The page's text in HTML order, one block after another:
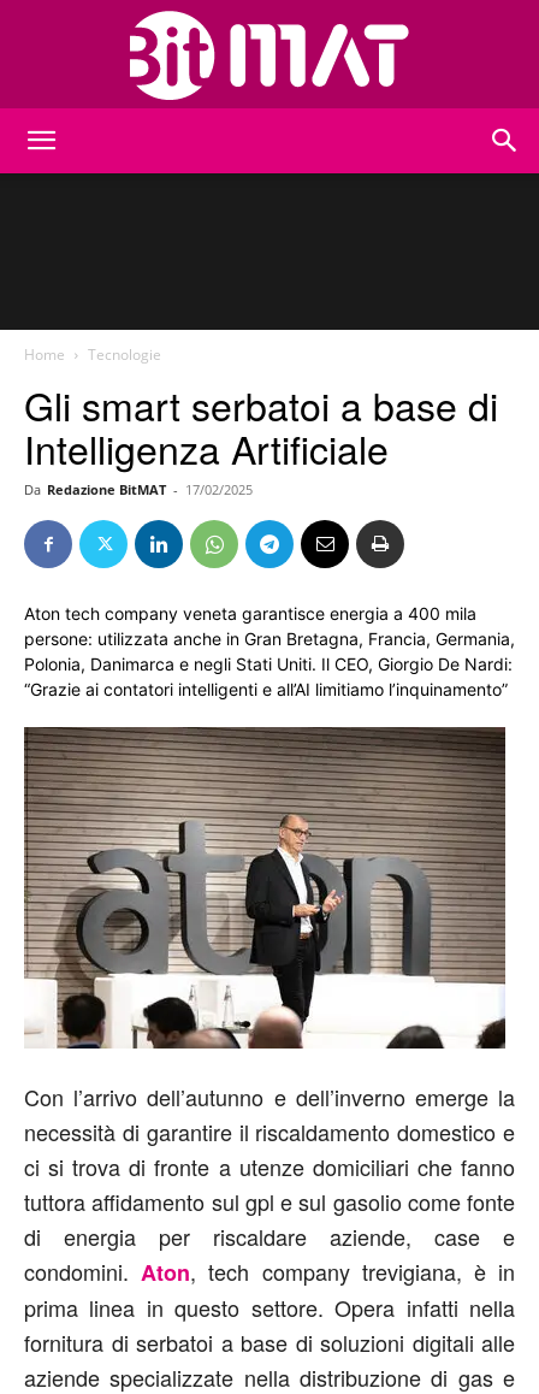
Home Tecnologie
Gli smart serbatoi a base di
Intelligenza Artificiale
Da Redazione BitMAT - 17/02/2025
Aton tech company veneta garantisce energia a 400 mila
persone: utilizzata anche in Gran Bretagna, Francia, Germania,
Polonia, Danimarca e negli Stati Uniti. Il CEO, Giorgio De Nardi:
“Grazie ai contatori intelligenti e all’AI limitiamo l’inquinamento”
Con l’arrivo dell’autunno e dell’inverno emerge la
necessità di garantire il riscaldamento domestico e
ci si trova di fronte a utenze domiciliari che fanno
tuttora affidamento sul gpl e sul gasolio come fonte
di energia per riscaldare aziende, case e
condomini. Aton, tech company trevigiana, è in
prima linea in questo settore. Opera infatti nella
fornitura di serbatoi a base di soluzioni digitali alle
aziende specializzate nella distribuzione di gas e